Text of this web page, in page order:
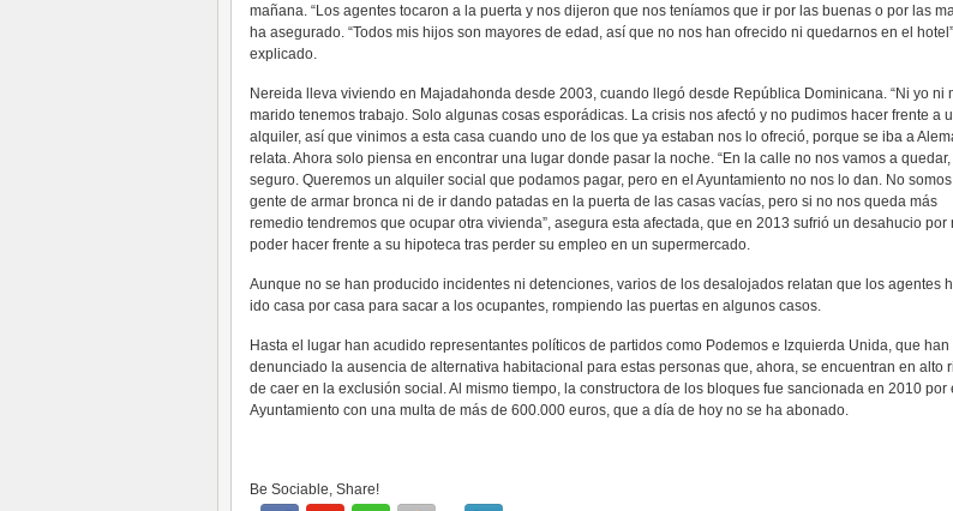
mañana. “Los agentes tocaron a la puerta y nos dijeron que nos teníamos que ir por las buenas o por las
ha asegurado. “Todos mis hijos son mayores de edad, así que no nos han ofrecido ni quedarnos en el
explicado.
Nereida lleva viviendo en Majadahonda desde 2003, cuando llegó desde República Dominicana. “Ni yo ni
marido tenemos trabajo. Solo algunas cosas esporádicas. La crisis nos afectó y no pudimos hacer frente a
alquiler, así que vinimos a esta casa cuando uno de los que ya estaban nos lo ofreció, porque se iba a
relata. Ahora solo piensa en encontrar una lugar donde pasar la noche. “En la calle no nos vamos a
seguro. Queremos un alquiler social que podamos pagar, pero en el Ayuntamiento no nos lo dan. No somos
gente de armar bronca ni de ir dando patadas en la puerta de las casas vacías, pero si no nos queda más
remedio tendremos que ocupar otra vivienda”, asegura esta afectada, que en 2013 sufrió un desahucio por
poder hacer frente a su hipoteca tras perder su empleo en un supermercado.
Aunque no se han producido incidentes ni detenciones, varios de los desalojados relatan que los agentes
ido casa por casa para sacar a los ocupantes, rompiendo las puertas en algunos casos.
Hasta el lugar han acudido representantes políticos de partidos como Podemos e Izquierda Unida, que han
denunciado la ausencia de alternativa habitacional para estas personas que, ahora, se encuentran en alto
de caer en la exclusión social. Al mismo tiempo, la constructora de los bloques fue sancionada en 2010 por
Ayuntamiento con una multa de más de 600.000 euros, que a día de hoy no se ha abonado.
Be Sociable, Share!